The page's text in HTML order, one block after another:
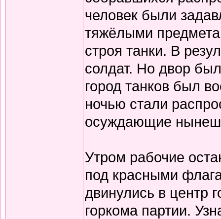
человек были
тяжёлыми
строя танки. В
солдат. Но двор
город танков был
ночью стали
осуждающие
Утром рабочие
под красными
двинулись в центр
горкома партии.